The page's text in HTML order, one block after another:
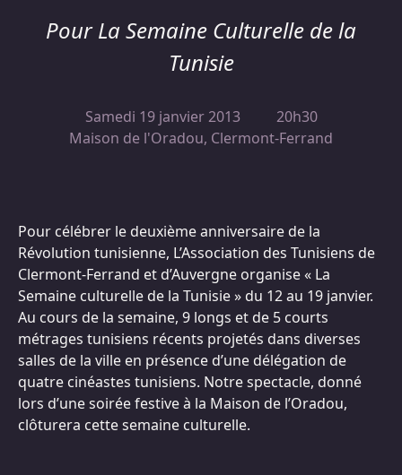
Pour La Semaine Culturelle de la
Tunisie
Samedi 19 janvier 2013
20h30
Maison de l'Oradou, Clermont-Ferrand
Pour célébrer le deuxième anniversaire de la
Révolution tunisienne, L’Association des Tunisiens de
Clermont-Ferrand et d’Auvergne organise « La
Semaine culturelle de la Tunisie » du 12 au 19 janvier.
Au cours de la semaine, 9 longs et de 5 courts
métrages tunisiens récents projetés dans diverses
salles de la ville en présence d’une délégation de
quatre cinéastes tunisiens. Notre spectacle, donné
lors d’une soirée festive à la Maison de l’Oradou,
clôturera cette semaine culturelle.